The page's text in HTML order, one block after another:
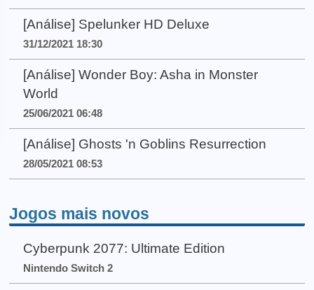
[Análise] Spelunker HD Deluxe
31/12/2021 18:30
[Análise] Wonder Boy: Asha in Monster
World
25/06/2021 06:48
[Análise] Ghosts 'n Goblins Resurrection
28/05/2021 08:53
Jogos mais novos
Cyberpunk 2077: Ultimate Edition
Nintendo Switch 2